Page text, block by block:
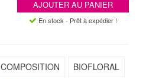
AJOUTER AU PANIER
En stock - Prêt à expédier !
COMPOSITION BIOFLORAL